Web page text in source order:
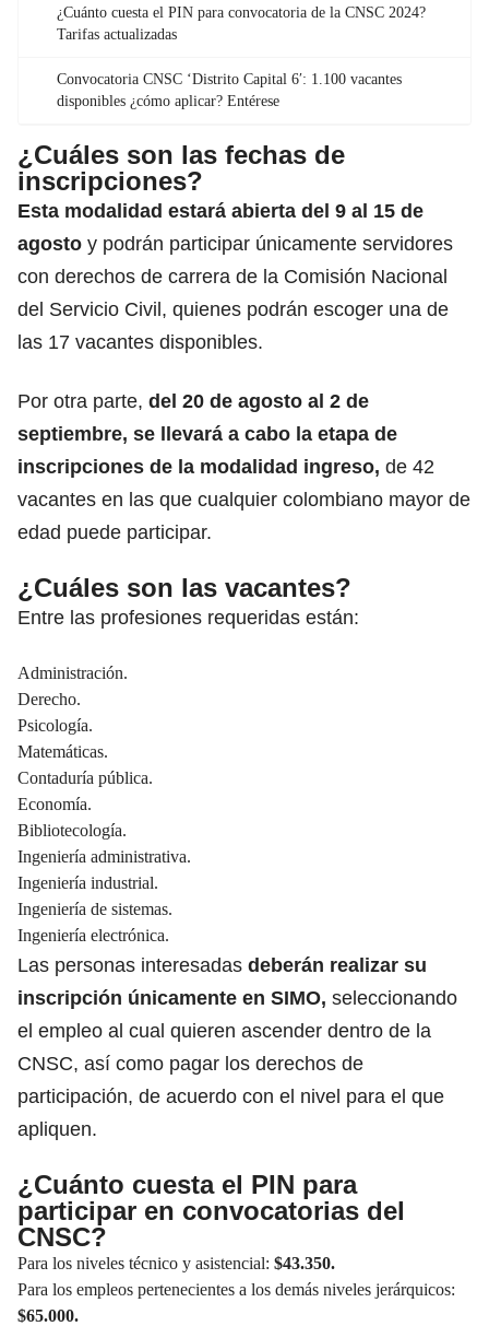
¿Cuánto cuesta el PIN para convocatoria de la CNSC 2024?
Tarifas actualizadas
Convocatoria CNSC ‘Distrito Capital 6′: 1.100 vacantes
disponibles ¿cómo aplicar? Entérese
¿Cuáles son las fechas de
inscripciones?
Esta modalidad estará abierta del 9 al 15 de
agosto y podrán participar únicamente servidores
con derechos de carrera de la Comisión Nacional
del Servicio Civil, quienes podrán escoger una de
las 17 vacantes disponibles.
Por otra parte, del 20 de agosto al 2 de
septiembre, se llevará a cabo la etapa de
inscripciones de la modalidad ingreso, de 42
vacantes en las que cualquier colombiano mayor de
edad puede participar.
¿Cuáles son las vacantes?
Entre las profesiones requeridas están:
Administración.
Derecho.
Psicología.
Matemáticas.
Contaduría pública.
Economía.
Bibliotecología.
Ingeniería administrativa.
Ingeniería industrial.
Ingeniería de sistemas.
Ingeniería electrónica.
Las personas interesadas deberán realizar su
inscripción únicamente en SIMO, seleccionando
el empleo al cual quieren ascender dentro de la
CNSC, así como pagar los derechos de
participación, de acuerdo con el nivel para el que
apliquen.
¿Cuánto cuesta el PIN para
participar en convocatorias del
CNSC?
Para los niveles técnico y asistencial: $43.350.
Para los empleos pertenecientes a los demás niveles jerárquicos:
$65.000.